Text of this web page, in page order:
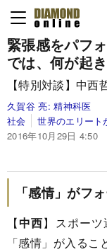
緊張感をパフ
では、何が起
【特別対談】中西
久賀谷 亮:精神科医
社会
世界のエリート
2016年10月29日 4:50
「感情」がフ
【中西】スポーツ
「感情」が入る